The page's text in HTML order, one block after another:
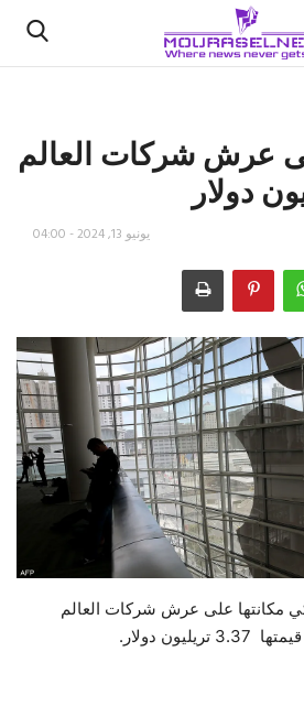
عرش شركات العالم
يونيو 13, 2024 - 04:00
مكانتها على عرش شركات العالم
دولار.